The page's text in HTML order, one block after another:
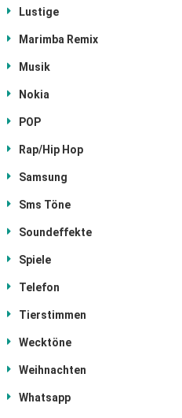
Lustige
Marimba Remix
Musik
Nokia
POP
Rap/Hip Hop
Samsung
Sms Töne
Soundeffekte
Spiele
Telefon
Tierstimmen
Wecktöne
Weihnachten
Whatsapp